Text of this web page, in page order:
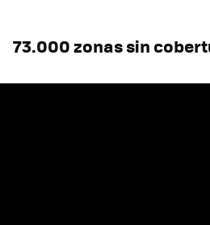
73.000 zonas sin